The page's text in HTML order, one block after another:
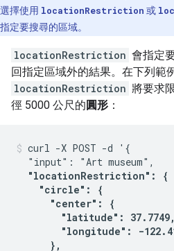
選擇使用 locationRestriction 或
指定要搜尋的區域。
locationRestriction 會指定
回指定區域外的結果。在下列範
locationRestriction 將要求
徑 5000 公尺的 圓形 ：
curl -X POST -d '{
  "input": "Art museum",
"locationRestriction": {
    "circle": {
      "center": {
        "latitude": 37.7749,
"longitude": -
      },